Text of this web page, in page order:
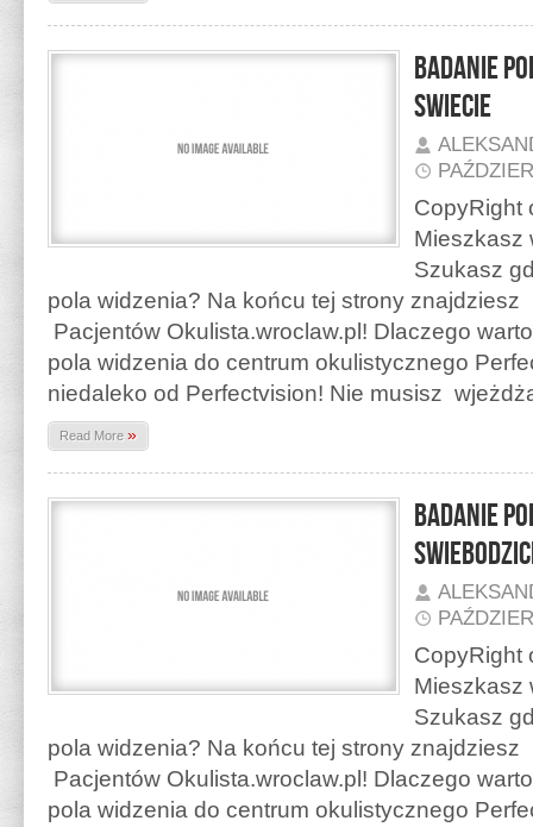
Badanie
Swiecie
CopyRight
Mieszkasz
Szukasz
pola widzenia? Na końcu tej strony znajdziesz
Pacjentów Okulista.wroclaw.pl! Dlaczego
pola widzenia do centrum okulistycznego
niedaleko od Perfectvision! Nie musisz
Read More »
Badanie
CopyRight
Mieszkasz
Szukasz
pola widzenia? Na końcu tej strony znajdziesz
Pacjentów Okulista.wroclaw.pl! Dlaczego
pola widzenia do centrum okulistycznego